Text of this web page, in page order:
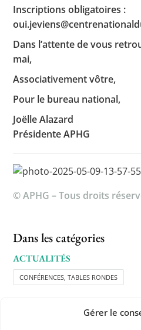
Gérer le
Inscriptions obligatoires :
Dans l’attente de vous
mai,
Associativement vôtre,
Pour le bureau national,
Joëlle Alazard
Présidente APHG
© APHG – Tous droits
Dans les catégories
ACTUALITÉS
CONFÉRENCES, TABLES RONDES